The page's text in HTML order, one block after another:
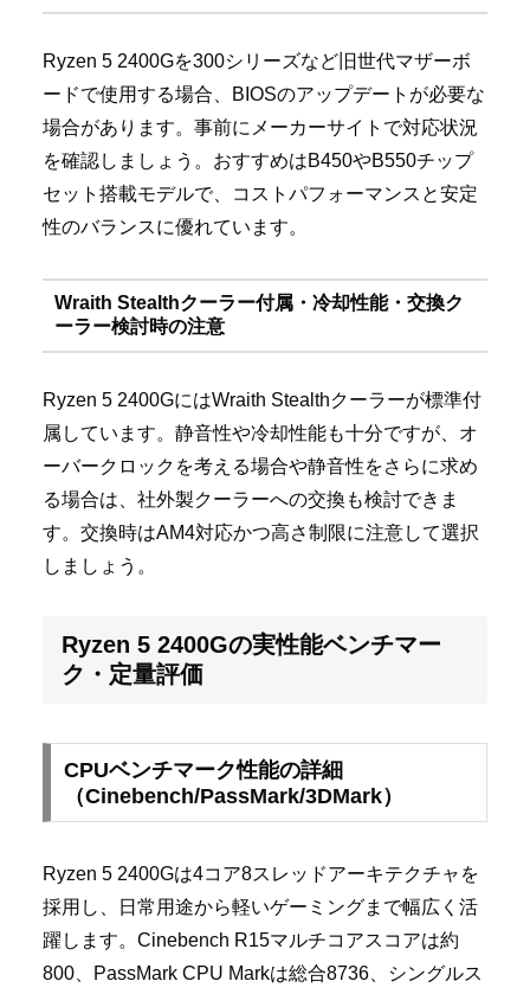
Ryzen 5 2400Gを300シリーズなど旧世代マザーボ
ードで使用する場合、BIOSのアップデートが必要な
場合があります。事前にメーカーサイトで対応状況
を確認しましょう。おすすめはB450やB550チップ
セット搭載モデルで、コストパフォーマンスと安定
性のバランスに優れています。
Wraith Stealthクーラー付属・冷却性能・交換ク
ーラー検討時の注意
Ryzen 5 2400GにはWraith Stealthクーラーが標準付
属しています。静音性や冷却性能も十分ですが、オ
ーバークロックを考える場合や静音性をさらに求め
る場合は、社外製クーラーへの交換も検討できま
す。交換時はAM4対応かつ高さ制限に注意して選択
しましょう。
Ryzen 5 2400Gの実性能ベンチマー
ク・定量評価
CPUベンチマーク性能の詳細
（Cinebench/PassMark/3DMark）
Ryzen 5 2400Gは4コア8スレッドアーキテクチャを
採用し、日常用途から軽いゲーミングまで幅広く活
躍します。Cinebench R15マルチコアスコアは約
800、PassMark CPU Markは総合8736、シングルス